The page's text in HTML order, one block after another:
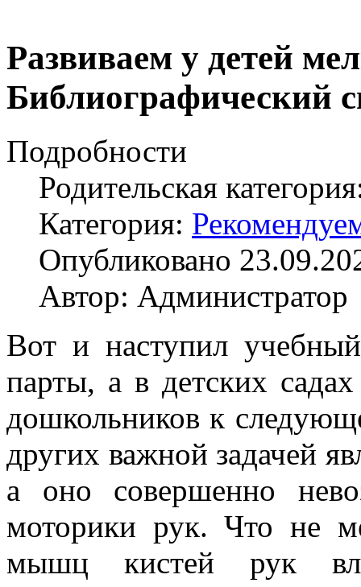
Развиваем у детей
Библиографический
Подробности
Родительская
Категория:
Опубликовано
Автор: Администратор
Вот и наступил
парты, а в детских
дошкольников к
других важной задачей
а оно совершенно
моторики рук. Что не
мышц кистей рук